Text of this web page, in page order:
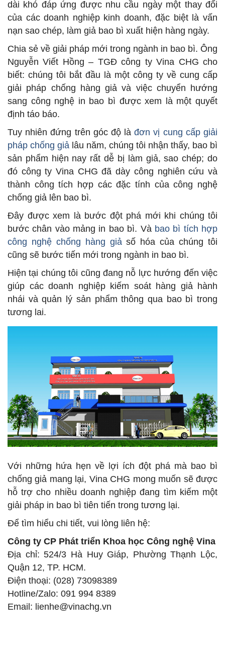
dài khó đáp ứng được nhu cầu ngày một thay đổi
của các doanh nghiệp kinh doanh, đặc biệt là vấn
nạn sao chép, làm giả bao bì xuất hiện hàng ngày.
Chia sẻ về giải pháp mới trong ngành in bao bì. Ông
Nguyễn Viết Hồng – TGĐ công ty Vina CHG cho
biết: chúng tôi bắt đầu là một công ty về cung cấp
giải pháp chống hàng giả và việc chuyển hướng
sang công nghệ in bao bì được xem là một quyết
định táo báo.
Tuy nhiên đứng trên góc độ làđơn vị cung cấp giải
pháp chống giả lâu năm, chúng tôi nhận thấy, bao bì
sản phẩm hiện nay rất dễ bị làm giả, sao chép; do
đó công ty Vina CHG đã dày công nghiên cứu và
thành công tích hợp các đặc tính của công nghệ
chống giả lên bao bì.
Đây được xem là bước đột phá mới khi chúng tôi
bước chân vào mảng in bao bì. Và bao bì tích hợp
công nghệ chống hàng giảsố hóa của chúng tôi
cũng sẽ bước tiến mới trong ngành in bao bì.
Hiện tại chúng tôi cũng đang nỗ lực hướng đến việc
giúp các doanh nghiệp kiếm soát hàng giả hành
nhái và quản lý sản phẩm thông qua bao bì trong
tương lai.
Với những hứa hẹn về lợi ích đột phá mà bao bì
chống giả mang lại, Vina CHG mong muốn sẽ được
hỗ trợ cho nhiều doanh nghiệp đang tìm kiếm một
giải pháp in bao bì tiên tiến trong tương lại.
Để tìm hiểu chi tiết, vui lòng liên hệ:
Công ty CP Phát triển Khoa học Công nghệ Vina
Địa chỉ: 524/3 Hà Huy Giáp, Phường Thạnh Lộc,
Quận 12, TP. HCM.
Điện thoại: (028) 73098389
Hotline/Zalo: 091 994 8389
Email: lienhe@vinachg.vn